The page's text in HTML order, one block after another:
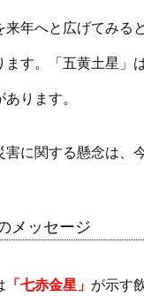
来年へと広げてみる
ます。「五黄土星」
ります。
害に関する懸念は、
メッセージ
「七赤金星」 が示す